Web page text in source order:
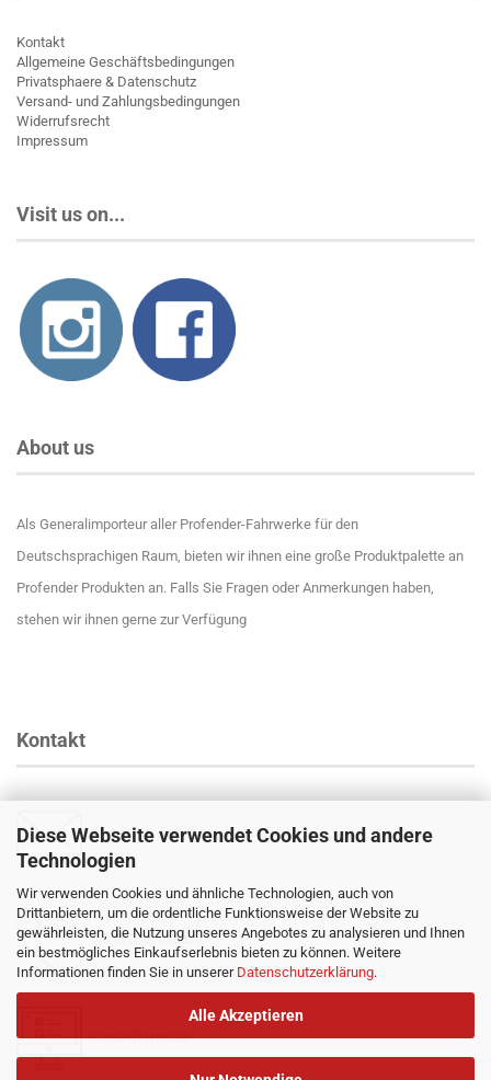
Diese Webseite verwendet Cookies und andere
Technologien
Wir verwenden Cookies und ähnliche Technologien, auch von
Drittanbietern, um die ordentliche Funktionsweise der Website zu
gewährleisten, die Nutzung unseres Angebotes zu analysieren und Ihnen
ein bestmögliches Einkaufserlebnis bieten zu können. Weitere
Informationen finden Sie in unserer Datenschutzerklärung.
Alle Akzeptieren
Kontakt
Allgemeine Geschäftsbedingungen
Privatsphaere & Datenschutz
Versand- und Zahlungsbedingungen
Widerrufsrecht
Impressum
Visit us on...
About us
Als Generalimporteur aller Profender-Fahrwerke für den
Deutschsprachigen Raum, bieten wir ihnen eine große Produktpalette an
Profender Produkten an. Falls Sie Fragen oder Anmerkungen haben,
stehen wir ihnen gerne zur Verfügung
Kontakt
Email: info@profender-shocks.com
+4917630168024
Kontaktformular